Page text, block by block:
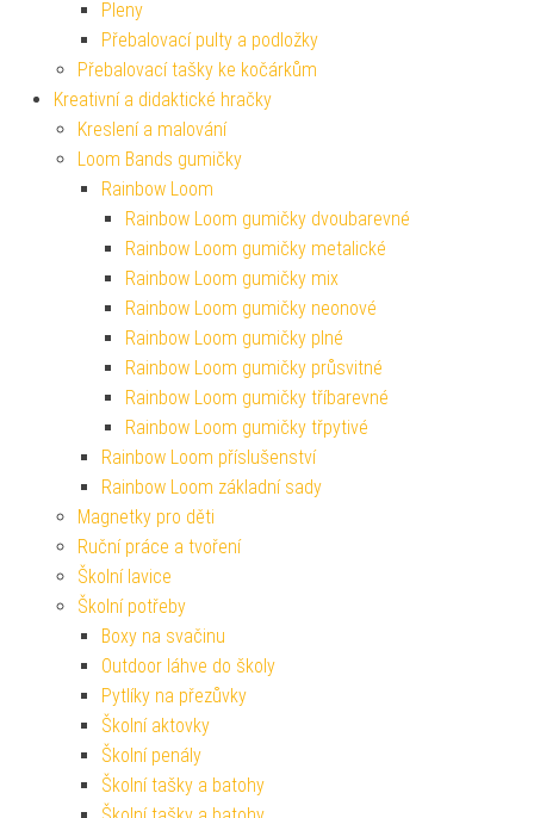
Pleny
Přebalovací pulty a podložky
Přebalovací tašky ke kočárkům
Kreativní a didaktické hračky
Kreslení a malování
Loom Bands gumičky
Rainbow Loom
Rainbow Loom gumičky dvoubarevné
Rainbow Loom gumičky metalické
Rainbow Loom gumičky mix
Rainbow Loom gumičky neonové
Rainbow Loom gumičky plné
Rainbow Loom gumičky průsvitné
Rainbow Loom gumičky tříbarevné
Rainbow Loom gumičky třpytivé
Rainbow Loom příslušenství
Rainbow Loom základní sady
Magnetky pro děti
Ruční práce a tvoření
Školní lavice
Školní potřeby
Boxy na svačinu
Outdoor láhve do školy
Pytlíky na přezůvky
Školní aktovky
Školní penály
Školní tašky a batohy